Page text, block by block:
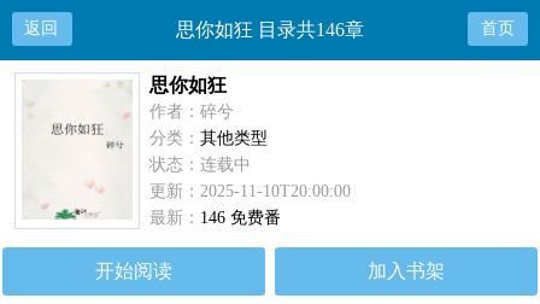
返回 思你如狂 目录共146章 首页
思你如狂
作者：碎兮
分类：其他类型
状态：连载中
更新：2025-11-10T20:00:00
最新： 146 免费番
开始阅读 加入书架